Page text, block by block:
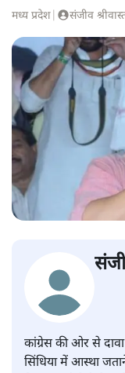
मध्य प्रदेश संजीव
कांग्रेस की ओर से
सिंधिया में आस्था